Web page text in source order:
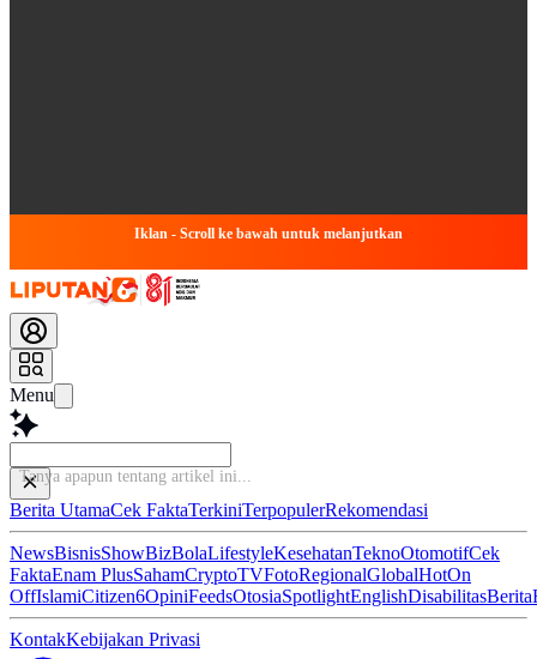
Iklan - Scroll ke bawah untuk melanjutkan
Menu
Tanya apapun t
Berita UtamaCek FaktaTerkiniTerpopulerRekomendasi
NewsBisnisShowBizBolaLifestyleKesehatanTeknoOtomotifCek
FaktaEnam PlusSahamCryptoTVFotoRegionalGlobalHotOn
OffIslamiCitizen6OpiniFeedsOtosiaSpotlightEnglishDisabilitasBerita
KontakKebijakan Privasi